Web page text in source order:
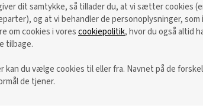
dit samtykke, så tillader du, at vi sætter cookies
og at vi behandler de personoplysninger, som
om cookies i vorescookiepolitik, hvor du også altid
tilbage.
kan du vælge cookies til eller fra. Navnet på de
de tjener.